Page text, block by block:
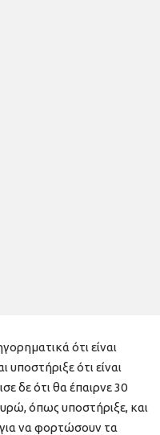
ότι είναι
ότι είναι
δε ότι θα έπαιρνε 30
όπως υποστήριξε, και
να φορτώσουν τα